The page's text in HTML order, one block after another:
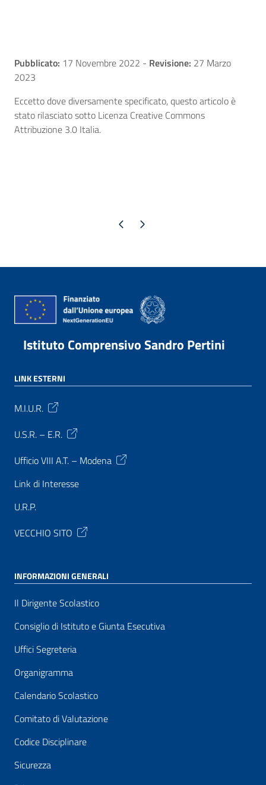
Pubblicato: 17 Novembre 2022 - Revisione: 27 Marzo
2023
Eccetto dove diversamente specificato, questo articolo è
stato rilasciato sotto Licenza Creative Commons
Attribuzione 3.0 Italia.
Pagina precedente
Pagina successiva
Istituto Comprensivo Sandro Pertini
LINK ESTERNI
M.I.U.R.
U.S.R. – E.R.
Ufficio VIII A.T. – Modena
Link di Interesse
U.R.P.
VECCHIO SITO
INFORMAZIONI GENERALI
Il Dirigente Scolastico
Consiglio di Istituto e Giunta Esecutiva
Uffici Segreteria
Organigramma
Calendario Scolastico
Comitato di Valutazione
Codice Disciplinare
Sicurezza